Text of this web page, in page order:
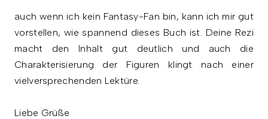
auch wenn ich kein Fantasy-Fan bin, kann ich mir gut
vorstellen, wie spannend dieses Buch ist. Deine Rezi
macht den Inhalt gut deutlich und auch die
Charakterisierung der Figuren klingt nach einer
vielversprechenden Lektüre.
Liebe Grüße